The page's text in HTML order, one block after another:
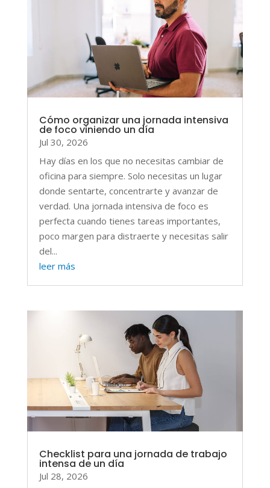
Cómo organizar una jornada intensiva
de foco viniendo un día
Jul 30, 2026
Hay días en los que no necesitas cambiar de
oficina para siempre. Solo necesitas un lugar
donde sentarte, concentrarte y avanzar de
verdad. Una jornada intensiva de foco es
perfecta cuando tienes tareas importantes,
poco margen para distraerte y necesitas salir
del...
leer más
Checklist para una jornada de trabajo
intensa de un día
Jul 28, 2026